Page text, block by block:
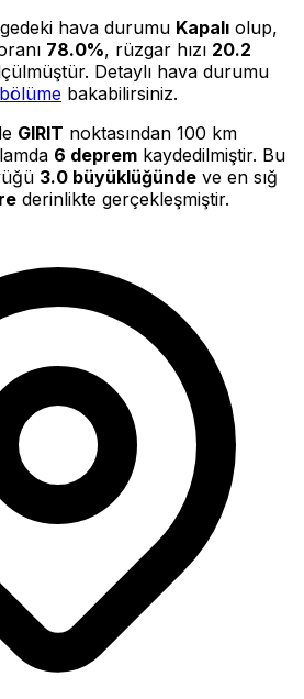
hava durumu Kapalı olup,
78.0%, rüzgar hızı 20.2
Detaylı hava durumu
bakabilirsiniz.
GIRIT noktasından 100 km
6 deprem kaydedilmiştir. Bu
3.0 büyüklüğünde ve en sığ
derinlikte gerçekleşmiştir.